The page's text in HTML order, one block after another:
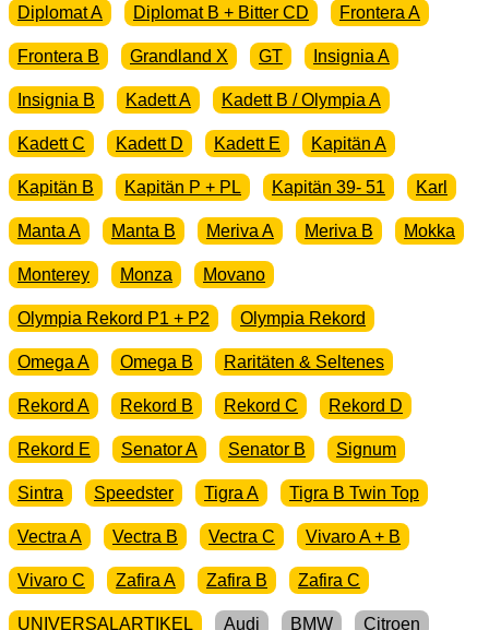
Diplomat A Diplomat B + Bitter CD Frontera A
Frontera B Grandland X GT Insignia A
Insignia B Kadett A Kadett B / Olympia A
Kadett C Kadett D Kadett E Kapitän A
Kapitän B Kapitän P + PL Kapitän 39- 51 Karl
Manta A Manta B Meriva A Meriva B Mokka
Monterey Monza Movano
Olympia Rekord P1 + P2 Olympia Rekord
Omega A Omega B Raritäten & Seltenes
Rekord A Rekord B Rekord C Rekord D
Rekord E Senator A Senator B Signum
Sintra Speedster Tigra A Tigra B Twin Top
Vectra A Vectra B Vectra C Vivaro A + B
Vivaro C Zafira A Zafira B Zafira C
UNIVERSALARTIKEL Audi BMW Citroen